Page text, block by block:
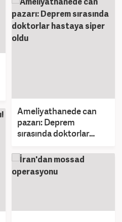
Ameliyathanede can
pazarı: Deprem
sırasında doktorlar